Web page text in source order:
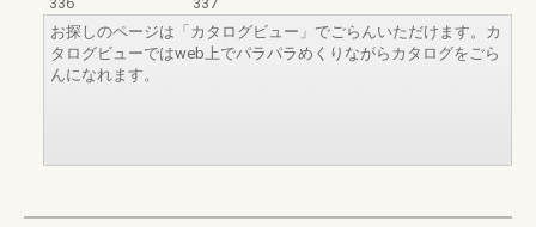
お探しのページは「カタログビュー」でごらんいただけます。カ
タログビューではweb上でパラパラめくりながらカタログをごら
んになれます。